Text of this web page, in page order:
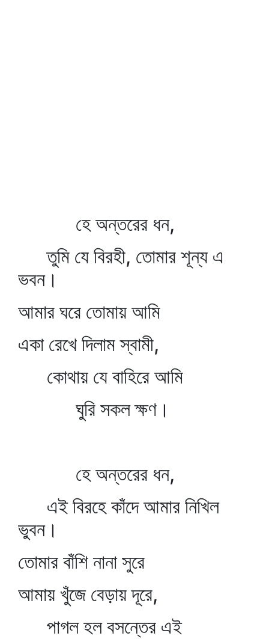
হে অন্তরের ধন,
তুমি যে বিরহী, তোমার শূন্য এ
ভবন।
আমার ঘরে তোমায় আমি
একা রেখে দিলাম স্বামী,
কোথায় যে বাহিরে আমি
ঘুরি সকল ক্ষণ।
হে অন্তরের ধন,
এই বিরহে কাঁদে আমার নিখিল
ভুবন।
তোমার বাঁশি নানা সুরে
আমায় খুঁজে বেড়ায় দূরে,
পাগল হল বসন্তের এই